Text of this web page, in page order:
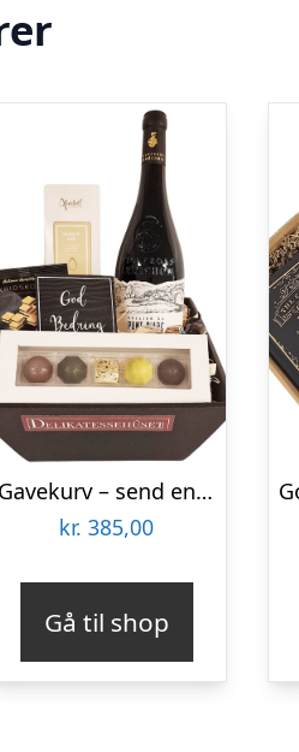
Gavekurv – send en ‘God bedring’-gave med rødvin og chokolade
kr. 385,00
Gå til shop